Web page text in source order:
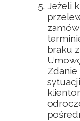
Jeżeli
braku